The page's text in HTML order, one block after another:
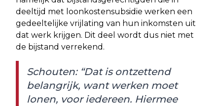
deeltijd met loonkostensubsidie werken een
gedeeltelijke vrijlating van hun inkomsten uit
dat werk krijgen. Dit deel wordt dus niet met
de bijstand verrekend.
Schouten: “Dat is ontzettend
belangrijk, want werken moet
lonen, voor iedereen. Hiermee